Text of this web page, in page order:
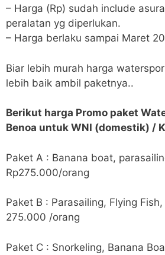
– Harga (Rp) sudah include
peralatan yg diperlukan.
– Harga berlaku sampai Maret
Biar lebih murah harga
lebih baik ambil paketnya..
Berikut harga Promo paket
Benoa untuk WNI (domestik) /
Paket A : Banana boat,
Rp275.000/orang
Paket B : Parasailing, Flying
275.000 /orang
Paket C : Snorkeling, Banana